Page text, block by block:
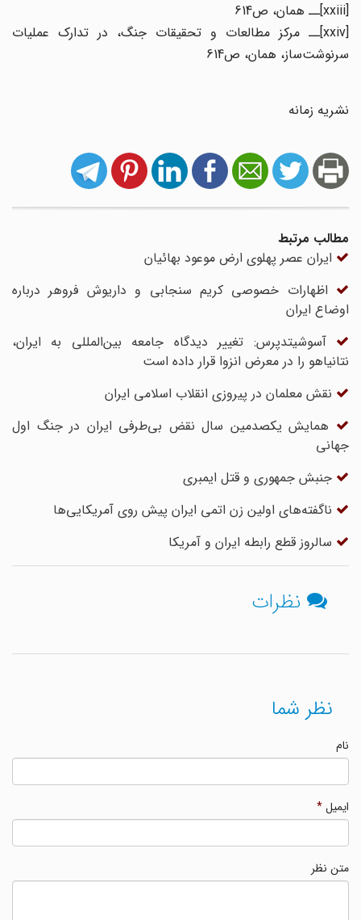
[xxiv]ــ مرکز مطالعات و تحقیقات جنگ، در تدارک عملیات
سرنوشت‌ساز، همان، ص614
نشریه زمانه
مطالب مرتبط
ایران عصر پهلوی ارض موعود بهائیان
اظهارات خصوصى کریم سنجابى و داریوش فروهر درباره
اوضاع ایران
آسوشیتدپرس: تغییر دیدگاه جامعه بین‌المللی به ایران،
نتانیاهو را در معرض انزوا قرار داده است
نقش معلمان در پیروزى انقلاب اسلامى ایران
همایش یکصدمین سال نقض بی‌طرفی ایران در جنگ اول
جهانی
جنبش جمهوری و قتل ایمبری
ناگفته‌های اولین زن اتمی ایران پیش روی آمریکایی‌ها
سالروز قطع رابطه ایران و آمریکا
نظرات
نظر شما
ایمیل*
متن نظر